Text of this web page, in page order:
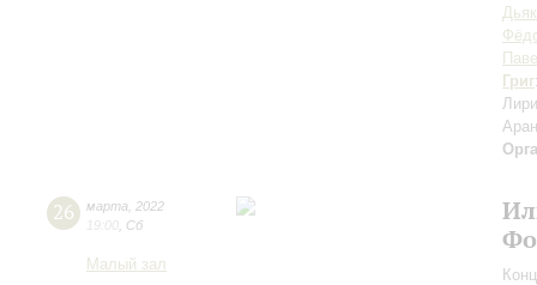
Григ
26 марта
2022
19:00 Сб
Малый зал